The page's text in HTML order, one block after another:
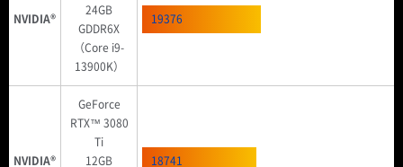
NVIDIA®
24GB
GDDR6X
（Core i9-
13900K）
19376
NVIDIA®
GeForce
RTX™ 3080
Ti
12GB
18741